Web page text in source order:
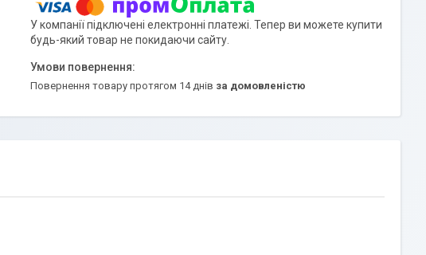
У компанії підключені електронні платежі. Тепер ви можете купити
будь-який товар не покидаючи сайту.
повернення товару протягом 14 днів за домовленістю